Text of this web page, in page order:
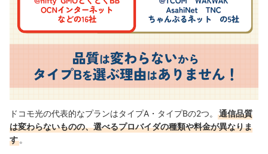
ドコモ光の代表的なプランはタイプA・タイプBの2つ。
通信品質
は変わらないものの、選べるプロバイダの種類や料金が異なりま
す 。